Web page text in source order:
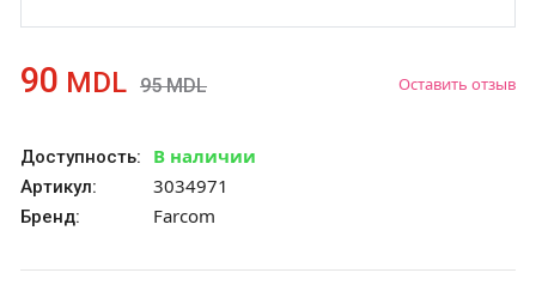
90 MDL 95MDL Оставить отзыв
Доступность: В наличии
Артикул: 3034971
Бренд: Farcom